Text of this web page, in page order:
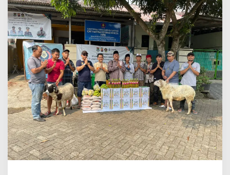
Salurkan
Daging
Kurban,
Bagikan
Sembako
Dan
Santuni
Anak
Yatim
Piatu